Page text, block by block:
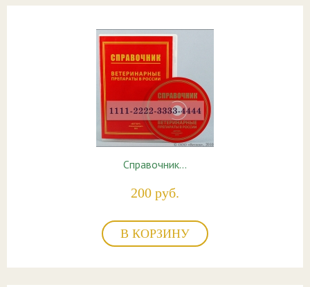
Справочник…
200 руб.
В КОРЗИНУ